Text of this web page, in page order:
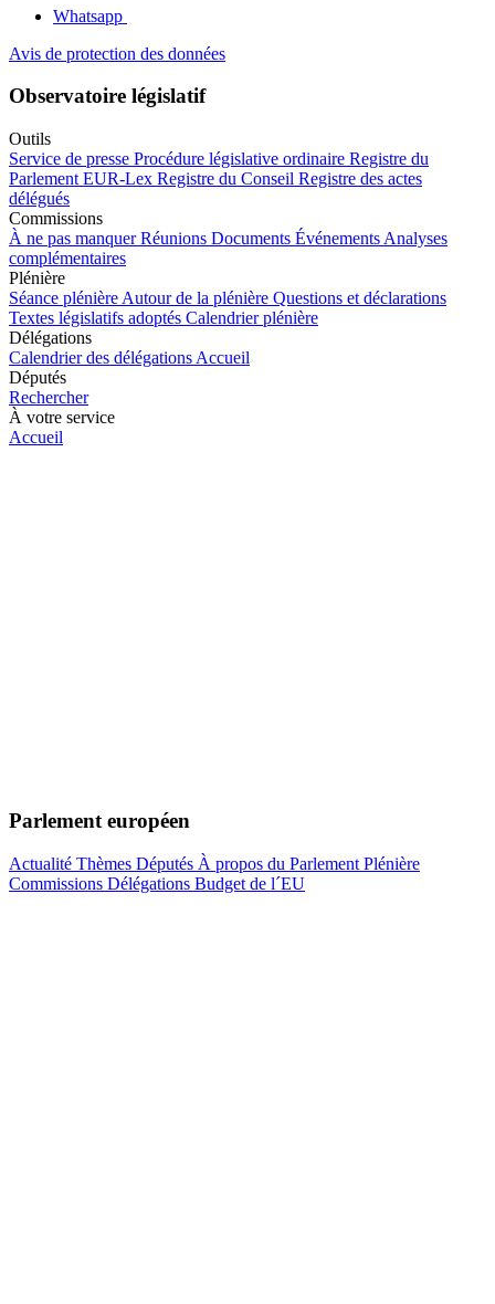
Whatsapp
Avis de protection des données
Observatoire législatif
Outils
Service de presse Procédure législative ordinaire Registre du
Parlement EUR-Lex Registre du Conseil Registre des actes
délégués
Commissions
À ne pas manquer Réunions Documents Événements Analyses
complémentaires
Plénière
Séance plénière Autour de la plénière Questions et déclarations
Textes législatifs adoptés Calendrier plénière
Délégations
Calendrier des délégations Accueil
Députés
Rechercher
À votre service
Accueil
Parlement européen
Actualité Thèmes Députés À propos du Parlement Plénière
Commissions Délégations Budget de l´EU